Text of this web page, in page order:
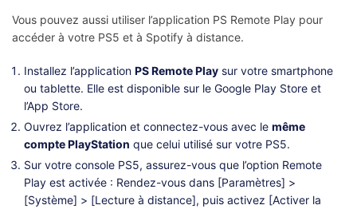
Vous pouvez aussi utiliser l’application PS Remote Play pour
accéder à votre PS5 et à Spotify à distance.
Installez l’application PS Remote Play sur votre smartphone
ou tablette. Elle est disponible sur le Google Play Store et
l’App Store.
Ouvrez l’application et connectez-vous avec le même
compte PlayStation que celui utilisé sur votre PS5.
Sur votre console PS5, assurez-vous que l’option Remote
Play est activée : Rendez-vous dans [Paramètres] >
[Système] > [Lecture à distance], puis activez [Activer la